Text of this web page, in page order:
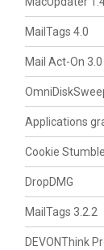
MailTags 4.0
Mail Act-On 3.0
Applications
Cookie
DropDMG
MailTags 3.2.2
DEVONThink